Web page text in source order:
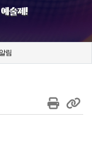
술제!
림